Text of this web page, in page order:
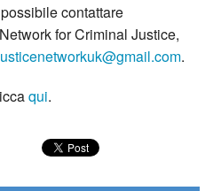
contattare
for Criminal Justice,
.
qui.